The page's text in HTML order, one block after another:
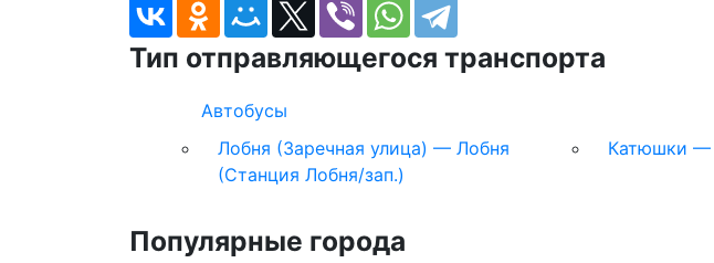
Тип отправляющегося транспорта
Автобусы
Лобня (Заречная улица) — Лобня
(Станция Лобня/зап.)
Катюшки —
Популярные города